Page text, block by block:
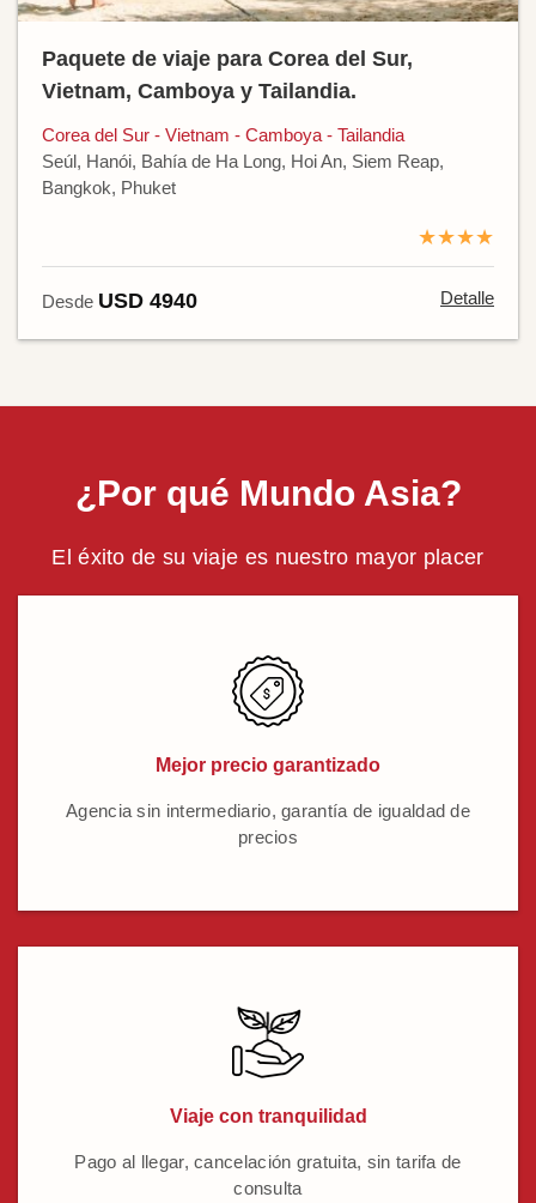
Paquete de viaje para Corea del Sur,
Vietnam, Camboya y Tailandia.
Corea del Sur - Vietnam - Camboya - Tailandia
Seúl, Hanói, Bahía de Ha Long, Hoi An, Siem Reap,
Bangkok, Phuket
★★★★
Desde USD 4940 Detalle
¿Por qué Mundo Asia?
El éxito de su viaje es nuestro mayor placer
Mejor precio garantizado
Agencia sin intermediario, garantía de igualdad de
precios
Viaje con tranquilidad
Pago al llegar, cancelación gratuita, sin tarifa de
consulta